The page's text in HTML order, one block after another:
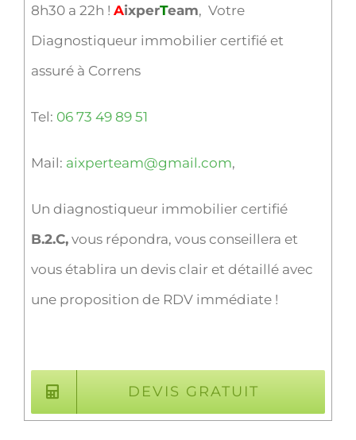
8h30 a 22h ! AixperTeam, Votre
Diagnostiqueur immobilier certifié et
assuré à Correns
Tel: 06 73 49 89 51
Mail: aixperteam@gmail.com,
Un diagnostiqueur immobilier certifié
B.2.C,vous répondra, vous conseillera et
vous établira un devis clair et détaillé avec
une proposition de RDV immédiate !
DEVIS GRATUIT